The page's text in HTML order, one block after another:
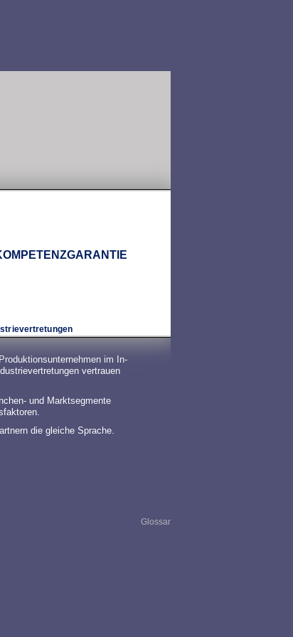
im In-
vertrauen
und Marktsegmente
die gleiche Sprache.
Glossar